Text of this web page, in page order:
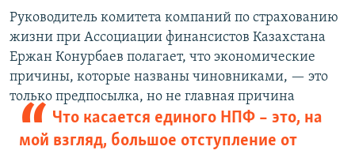
Руководитель комитета компаний по страхованию
жизни при Ассоциации финансистов Казахстана
Ержан Конурбаев полагает, что экономические
причины, которые названы чиновниками, — это
только предпосылка, но не главная
Что касается единого НПФ – это, на
мой взгляд, большое отступление от
причина